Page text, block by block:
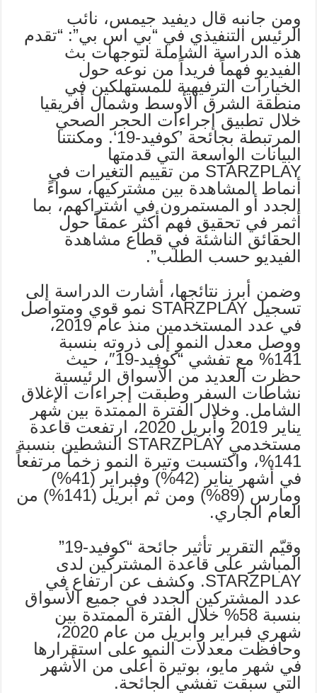
ومن جانبه قال ديفيد جيمس، نائب
الرئيس التنفيذي في “بي اس بي”: “تقدم
هذه الدراسة الشاملة لتوجهات بث
الفيديو فهماً فريداً من نوعه حول
الخيارات الترفيهية للمستهلكين في
منطقة الشرق الأوسط وشمال أفريقيا
خلال تطبيق إجراءات الحجر الصحي
المرتبطة بجائحة ’كوفيد-19‘. ومكنتنا
البيانات الواسعة التي قدمتها
STARZPLAY من تقييم التغيرات في
أنماط المشاهدة بين مشتركيها، سواءً
الجدد أو المستمرون في اشتراكهم، بما
أثمر في تحقيق فهم أكثر عمقاً حول
الحقائق الناشئة في قطاع مشاهدة
الفيديو حسب الطلب”.
وضمن أبرز نتائجها، أشارت الدراسة إلى
تسجيل STARZPLAY نمو قوي ومتواصل
في عدد المستخدمين منذ عام 2019،
ووصل معدل النمو إلى ذروته بنسبة
141% مع تفشي “كوفيد-19″، حيث
حظرت العديد من الأسواق الرئيسية
نشاطات السفر وطبقت إجراءات الإغلاق
الشامل. وخلال الفترة الممتدة بين شهر
يناير 2019 وأبريل 2020، ارتفعت قاعدة
مستخدمي STARZPLAY النشطين بنسبة
141%، واكتسبت وتيرة النمو زخماً مرتفعاً
في أشهر يناير (42%) وفبراير (41%)
ومارس (89%) ومن ثم أبريل (141%) من
العام الجاري.
وقيّم التقرير تأثير جائحة “كوفيد-19”
المباشر على قاعدة المشتركين لدى
STARZPLAY. وكشف عن ارتفاع في
عدد المشتركين الجدد في جميع الأسواق
بنسبة 58% خلال الفترة الممتدة بين
شهري فبراير وأبريل من عام 2020،
وحافظت معدلات النمو على استقرارها
في شهر مايو، بوتيرة أعلى من الأشهر
التي سبقت تفشي الجائحة.